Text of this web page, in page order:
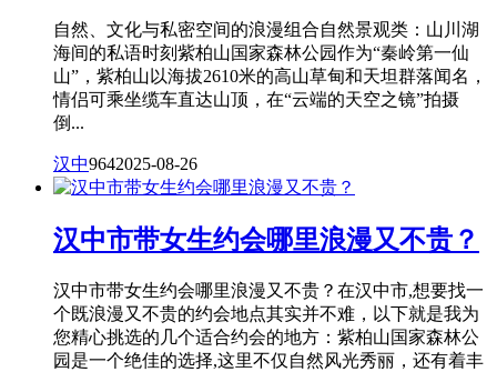
自然、文化与私密空间的浪漫组合自然景观类：山川湖
海间的私语时刻紫柏山国家森林公园作为“秦岭第一仙
山”，紫柏山以海拔2610米的高山草甸和天坦群落闻名，
情侣可乘坐缆车直达山顶，在“云端的天空之镜”拍摄
倒...
汉中9642025-08-26
汉中市带女生约会哪里浪漫又不贵？
汉中市带女生约会哪里浪漫又不贵？在汉中市,想要找一
个既浪漫又不贵的约会地点其实并不难，以下就是我为
您精心挑选的几个适合约会的地方：紫柏山国家森林公
园是一个绝佳的选择,这里不仅自然风光秀丽，还有着丰